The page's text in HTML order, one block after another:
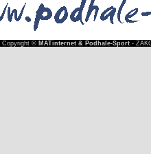
Copyright © MATinternet & Podhale-Sport-